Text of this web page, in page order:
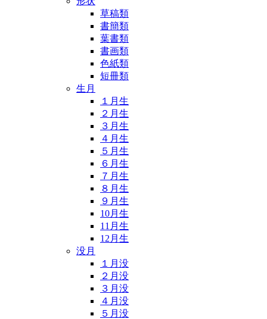
草稿類
書簡類
葉書類
書画類
色紙類
短冊類
生月
１月生
２月生
３月生
４月生
５月生
６月生
７月生
８月生
９月生
10月生
11月生
12月生
没月
１月没
２月没
３月没
４月没
５月没